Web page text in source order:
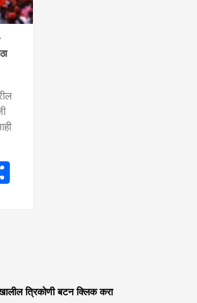
त्रिकोणी बटन क्लिक करा